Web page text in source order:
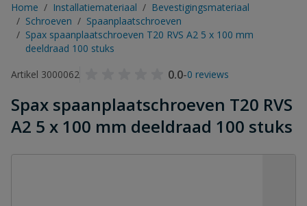
Home / Installatiemateriaal / Bevestigingsmateriaal
/ Schroeven / Spaanplaatschroeven
/ Spax spaanplaatschroeven T20 RVS A2 5 x 100 mm
deeldraad 100 stuks
Artikel 3000062
0.0-0 reviews
Spax spaanplaatschroeven T20 RVS
A2 5 x 100 mm deeldraad 100 stuks